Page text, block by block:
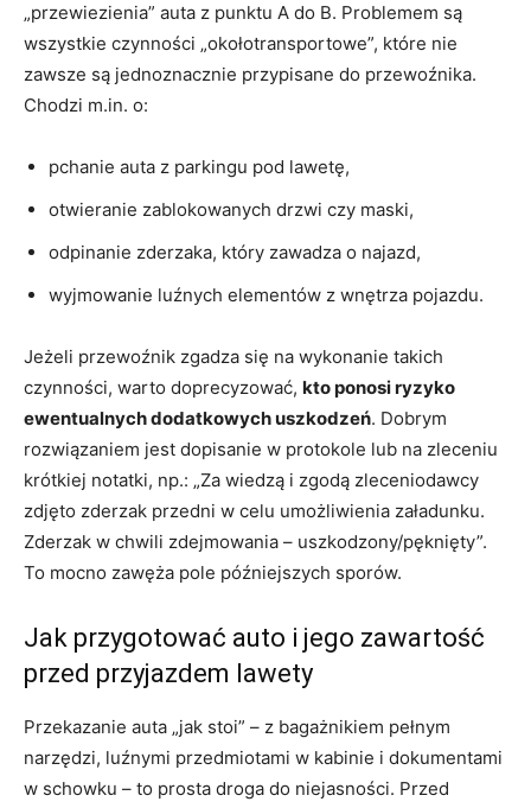
„przewiezienia” auta z punktu A do B. Problemem są
wszystkie czynności „okołotransportowe”, które nie
zawsze są jednoznacznie przypisane do przewoźnika.
Chodzi m.in. o:
pchanie auta z parkingu pod lawetę,
otwieranie zablokowanych drzwi czy maski,
odpinanie zderzaka, który zawadza o najazd,
wyjmowanie luźnych elementów z wnętrza pojazdu.
Jeżeli przewoźnik zgadza się na wykonanie takich
czynności, warto doprecyzować, kto ponosi ryzyko
ewentualnych dodatkowych uszkodzeń. Dobrym
rozwiązaniem jest dopisanie w protokole lub na zleceniu
krótkiej notatki, np.: „Za wiedzą i zgodą zleceniodawcy
zdjęto zderzak przedni w celu umożliwienia załadunku.
Zderzak w chwili zdejmowania – uszkodzony/pęknięty”.
To mocno zawęża pole późniejszych sporów.
Jak przygotować auto i jego zawartość
przed przyjazdem lawety
Przekazanie auta „jak stoi” – z bagażnikiem pełnym
narzędzi, luźnymi przedmiotami w kabinie i dokumentami
w schowku – to prosta droga do niejasności. Przed